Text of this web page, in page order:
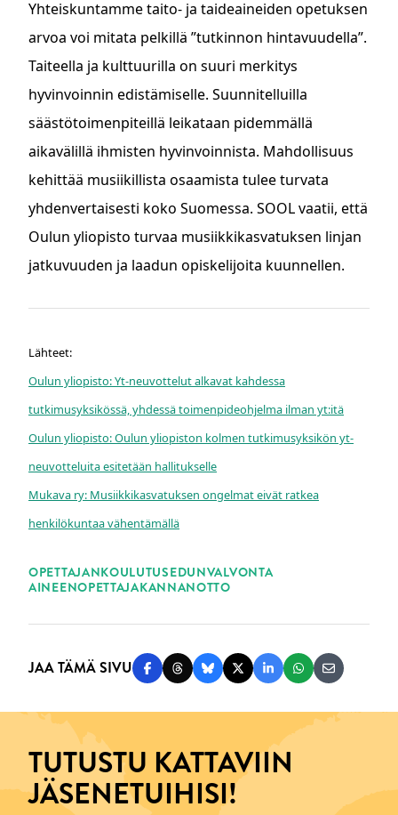
Yhteiskuntamme taito- ja taideaineiden opetuksen
arvoa voi mitata pelkillä ”tutkinnon hintavuudella”.
Taiteella ja kulttuurilla on suuri merkitys
hyvinvoinnin edistämiselle. Suunnitelluilla
säästötoimenpiteillä leikataan pidemmällä
aikavälillä ihmisten hyvinvoinnista. Mahdollisuus
kehittää musiikillista osaamista tulee turvata
yhdenvertaisesti koko Suomessa. SOOL vaatii, että
Oulun yliopisto turvaa musiikkikasvatuksen linjan
jatkuvuuden ja laadun opiskelijoita kuunnellen.
Lähteet:
Oulun yliopisto: Yt-neuvottelut alkavat kahdessa
tutkimusyksikössä, yhdessä toimenpideohjelma ilman yt:itä
Oulun yliopisto: Oulun yliopiston kolmen tutkimusyksikön yt-
neuvotteluita esitetään hallitukselle
Mukava ry: Musiikkikasvatuksen ongelmat eivät ratkea
henkilökuntaa vähentämällä
OPETTAJANKOULUTUSEDUNVALVONTA
AINEENOPETTAJAKANNANOTTO
JAA TÄMÄ SIVU Jaa Facebookissa
Jaa Threadsissa
Jaa Blueskyssä
Jaa Twitterissä
Jaa LinkedInissä
Jaa Jaa
TUTUSTU KATTAVIIN
JÄSENETUIHISI!